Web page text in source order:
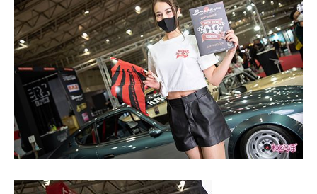
進化するPCとデバイスの未来
好きが集まる 比べて選べる
ビジネスと働き方のヒント
AI活用のいまが分かる
企業ITのトレンドを詳説
経営リーダーのコミュニティ
マーケ×ITの今がよく分かる